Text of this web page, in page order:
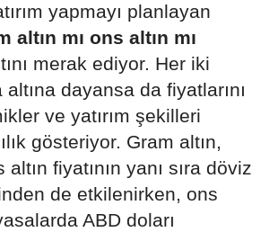
yapmayı planlayan
altın mı ons altın mı
merak ediyor. Her iki
altına dayansa da fiyatlarını
ve yatırım şekilleri
gösteriyor. Gram altın,
fiyatının yanı sıra döviz
de etkilenirken, ons
ABD doları